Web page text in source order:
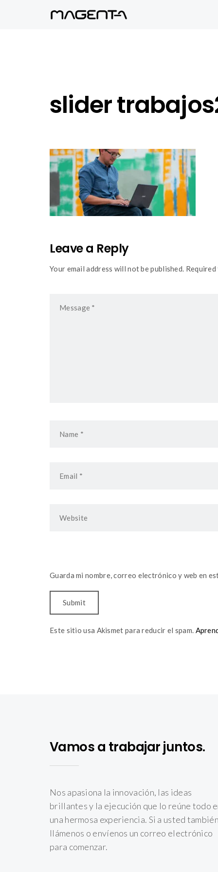
slider
Leave a Reply
Your email address will not be published.
Guarda mi nombre, correo electrónico y web en
Este sitio usa Akismet para reducir el spam.
Vamos a trabajar juntos.
Nos apasiona la innovación, las ideas
brillantes y la ejecución que lo reúne todo
una hermosa experiencia. Si a usted
llámenos o envíenos un correo electrónico
para comenzar.